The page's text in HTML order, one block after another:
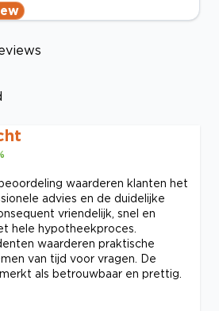
waarderen klanten het
advies en de duidelijke
vriendelijk, snel en
hele hypotheekproces.
waarderen praktische
van tijd voor vragen. De
als betrouwbaar en prettig.